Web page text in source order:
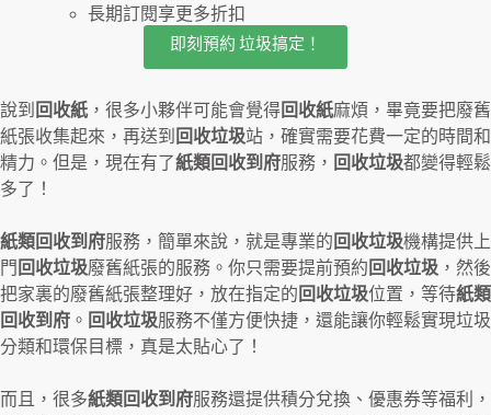
長期訂閱享更多折扣
即刻預約 垃圾搞定！
說到 回收紙，很多小夥伴可能會覺得回收紙麻煩，畢竟要把廢舊
紙張收集起來，再送到 回收垃圾站，確實需要花費一定的時間和
精力。但是，現在有了紙類回收到府服務， 回收垃圾都變得輕鬆
多了！
紙類回收到府服務，簡單來說，就是專業的 回收垃圾機構提供上
門 回收垃圾廢舊紙張的服務。你只需要提前預約 回收垃圾 ，然後
把家裏的廢舊紙張整理好，放在指定的 回收垃圾位置，等待紙類
回收到府 。 回收垃圾服務不僅方便快捷，還能讓你輕鬆實現垃圾
分類和環保目標，真是太貼心了！
而且，很多紙類回收到府服務還提供積分兌換、優惠券等福利，